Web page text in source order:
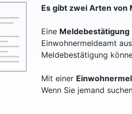
Es gibt zwei Arten
Eine Meldebestätigung
Einwohnermeldeamt
Meldebestätigung
Mit einer
Wenn Sie jemand